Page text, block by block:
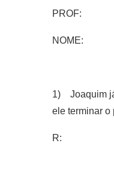
NOME:
1) Joaquim já
ele terminar o
R: